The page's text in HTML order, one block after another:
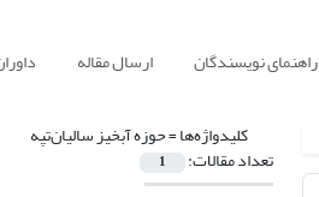
راهنمای نویسندگان ارسال مقاله
کلیدواژه‌ها =حوزه آبخیز سالیان‌تپه
تعداد مقالات: 1